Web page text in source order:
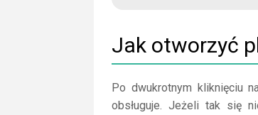
Jak otworzyć
Po dwukrotnym kliknięciu
obsługuje. Jeżeli tak się